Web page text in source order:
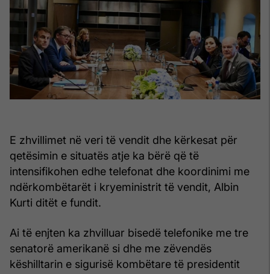
E zhvillimet në veri të vendit dhe kërkesat për
qetësimin e situatës atje ka bërë që të
intensifikohen edhe telefonat dhe koordinimi me
ndërkombëtarët i kryeministrit të vendit, Albin
Kurti ditët e fundit.
Ai të enjten ka zhvilluar bisedë telefonike me tre
senatorë amerikanë si dhe me zëvendës
këshilltarin e sigurisë kombëtare të presidentit